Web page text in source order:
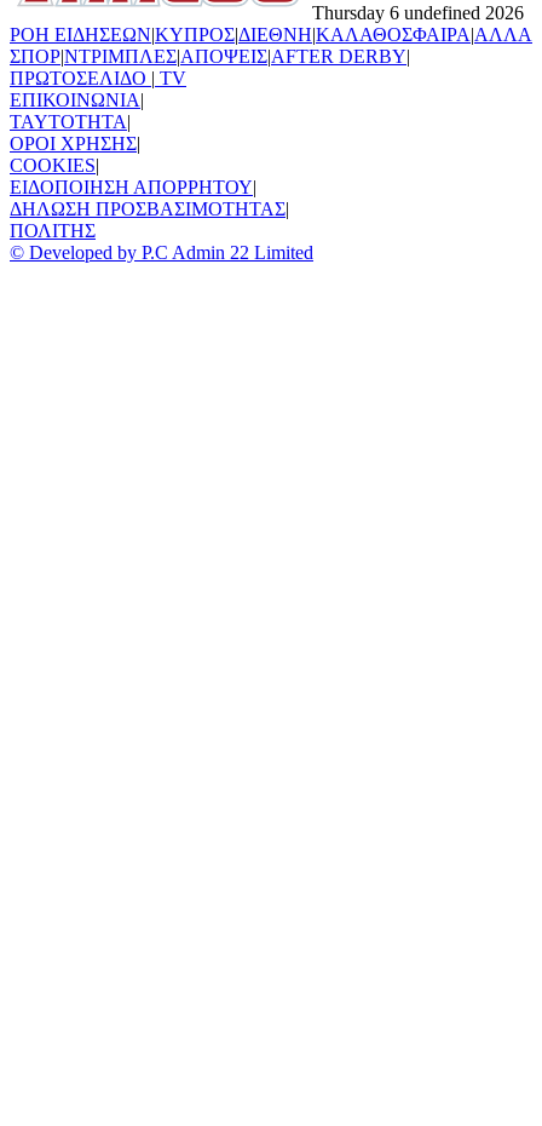
Thursday 6 undefined 2026
ΡΟΗ ΕΙΔΗΣΕΩΝ|ΚΥΠΡΟΣ|ΔΙΕΘΝΗ|ΚΑΛΑΘΟΣΦΑΙΡΑ|ΑΛΛΑ
ΣΠΟΡ|ΝΤΡΙΜΠΛΕΣ|ΑΠΟΨΕΙΣ|AFTER DERBY|
ΠΡΩΤΟΣΕΛΙΔΟ | TV
ΕΠΙΚΟΙΝΩΝΙΑ|
TAYTOTHTA|
ΟΡΟΙ ΧΡΗΣΗΣ|
COOKIES|
ΕΙΔΟΠΟΙΗΣΗ ΑΠΟΡΡΗΤΟΥ|
ΔΗΛΩΣΗ ΠΡΟΣΒΑΣΙΜΟΤΗΤΑΣ|
ΠΟΛΙΤΗΣ
© Developed by P.C Admin 22 Limited